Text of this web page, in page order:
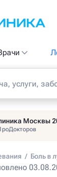
услуги,
Москвы
/ Боль в